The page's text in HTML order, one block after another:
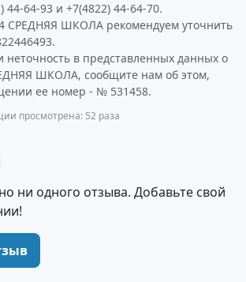
44-64-93 и +7(4822) 44-64-70.
СРЕДНЯЯ ШКОЛА рекомендуем уточнить
неточность в представленных данных о
ШКОЛА, сообщите нам об этом,
ее номер - № 531458.
просмотрена: 52 раза
ни одного отзыва. Добавьте свой